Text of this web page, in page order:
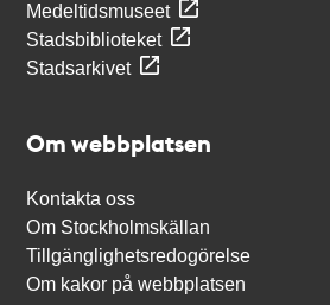
Medeltidsmuseet
Stadsbiblioteket
Stadsarkivet
Om webbplatsen
Kontakta oss
Om Stockholmskällan
Tillgänglighetsredogörelse
Om kakor på webbplatsen